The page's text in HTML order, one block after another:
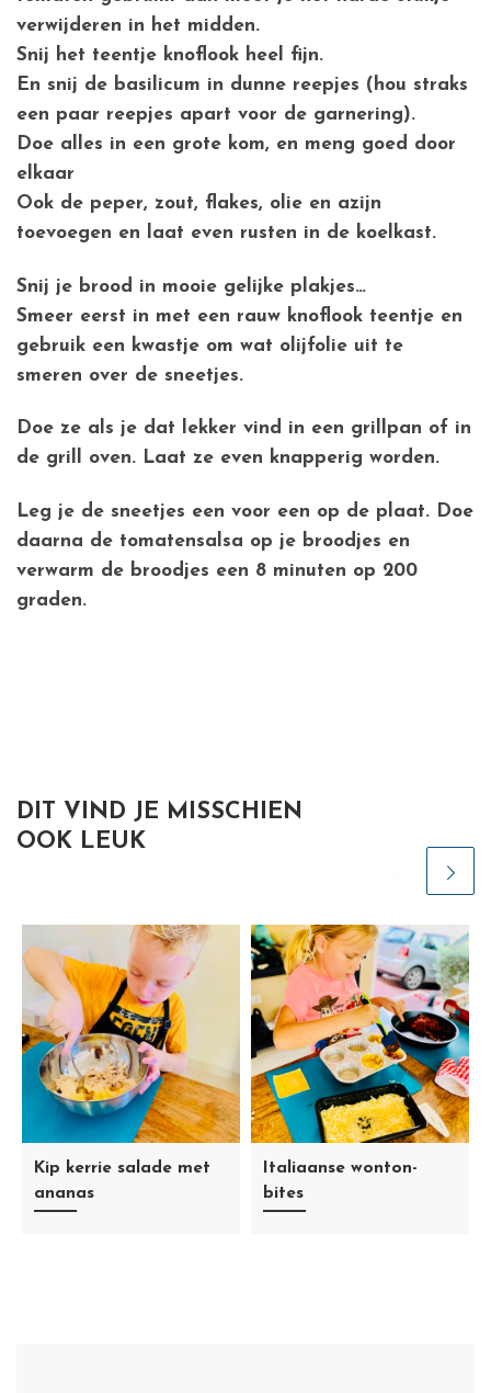
verwijderen in het midden.
Snij het teentje knoflook heel fijn.
En snij de basilicum in dunne reepjes (hou straks
een paar reepjes apart voor de garnering).
Doe alles in een grote kom, en meng goed door
elkaar
Ook de peper, zout, flakes, olie en azijn
toevoegen en laat even rusten in de koelkast.
Snij je brood in mooie gelijke plakjes…
Smeer eerst in met een rauw knoflook teentje en
gebruik een kwastje om wat olijfolie uit te
smeren over de sneetjes.
Doe ze als je dat lekker vind in een grillpan of in
de grill oven. Laat ze even knapperig worden.
Leg je de sneetjes een voor een op de plaat. Doe
daarna de tomatensalsa op je broodjes en
verwarm de broodjes een 8 minuten op 200
graden.
DIT VIND JE MISSCHIEN
OOK LEUK
Kip kerrie salade met
ananas
Italiaanse wonton-
bites